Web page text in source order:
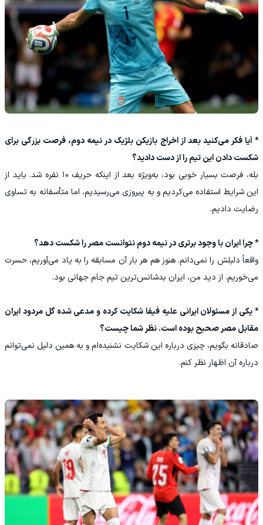
* آیا فکر می‌کنید بعد از اخراج بازیکن بلژیک در نیمه دوم، فرصت بزرگی برای
شکست دادن این تیم را از دست دادید؟
بله، فرصت بسیار خوبی بود، به‌ویژه بعد از اینکه حریف ۱۰ نفره شد. باید از
این شرایط استفاده می‌کردیم و به پیروزی می‌رسیدیم، اما متأسفانه به تساوی
رضایت دادیم.
* چرا ایران با وجود برتری در نیمه دوم نتوانست مصر را شکست دهد؟
واقعاً دلیلش را نمی‌دانم. هنوز هم هر بار آن مسابقه را به یاد می‌آوریم، حسرت
می‌خوریم. از دید من، ایران بدشانس‌ترین تیم جام جهانی بود.
* یکی از مسئولان ایرانی علیه فیفا شکایت کرده و مدعی شده گل مردود ایران
مقابل مصر صحیح بوده است. نظر شما چیست؟
صادقانه بگویم، چیزی درباره این شکایت نشنیده‌ام و به همین دلیل نمی‌توانم
درباره آن اظهار نظر کنم.